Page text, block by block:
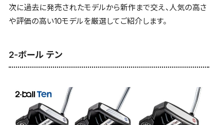
次に過去に発売されたモデルから新作まで交え、人気の高さ
や評価の高い10モデルを厳選してご紹介します。
2-ボール テン